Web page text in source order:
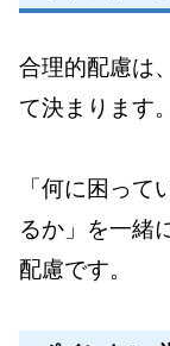
合理的配慮は
て決まります。
「何に困って
るか」を一緒
配慮です。